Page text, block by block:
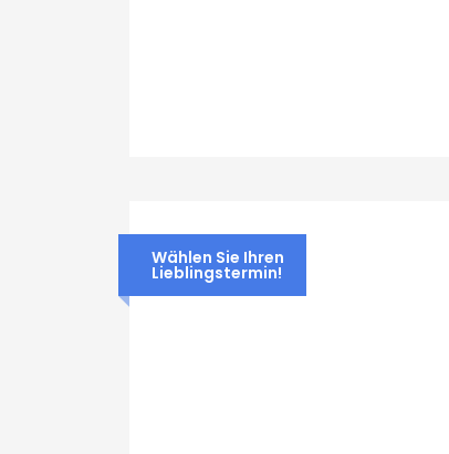
Wählen Sie Ihren
Lieblingstermin!